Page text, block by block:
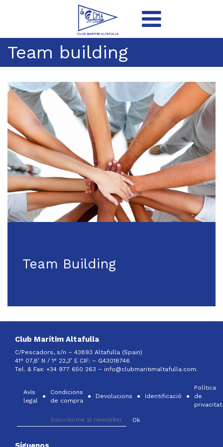
Team building
Team Building
Club Marítim Altafulla
C/Pescadors, s/n – 43893 Altafulla (Spain)
41° 07,8’ N / 1° 22,3’ E CIF: – G43018746
Tel. & Fax: +34 977 650 263 – info@clubmaritimaltafulla.com.
Avís
legal
Condicions
de compra
Devolucions Identificació
Política
de
privacitat